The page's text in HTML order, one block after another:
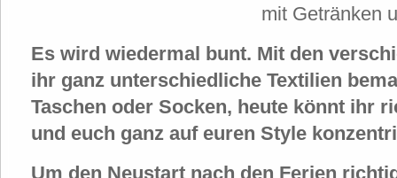
mit Getränken
Es wird wiedermal bunt. Mit den
ihr ganz unterschiedliche Textilien
Taschen oder Socken, heute könnt ihr
und euch ganz auf euren Style
Um den Neustart nach den Ferien